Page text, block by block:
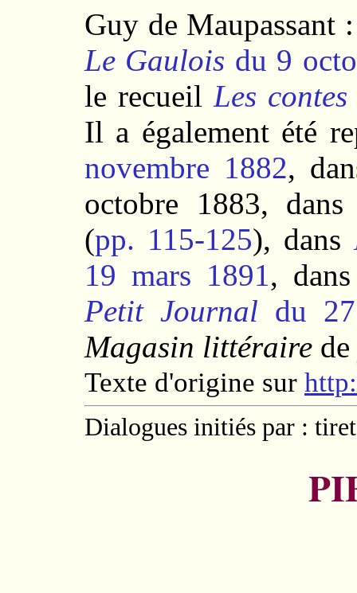
Guy de Maupassant
Le Gaulois du 9
le recueil Les
Il a également été
novembre 1882,
octobre 1883,
(pp. 115-125), dans
19 mars 1891,
Petit Journal du
Magasin littéraire
Texte d'origine sur
Dialogues initiés par :